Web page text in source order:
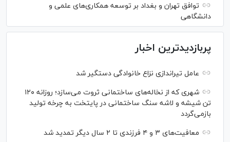
توافق تهران و بغداد بر توسعه همکاری‌های علمی و
دانشگاهی
پربازدیدترین اخبار
عامل تیراندازی نزاع خانوادگی دستگیر شد
شهری که از نخاله‌های ساختمانی ثروت می‌سازد؛ روزانه ۱۲۰
تن شیشه و لاشه سنگ ساختمانی در پایتخت به چرخه تولید
بازمی‌گردد
معافیت‌های ۳ و ۴ فرزندی تا ۲ سال دیگر تمدید شد